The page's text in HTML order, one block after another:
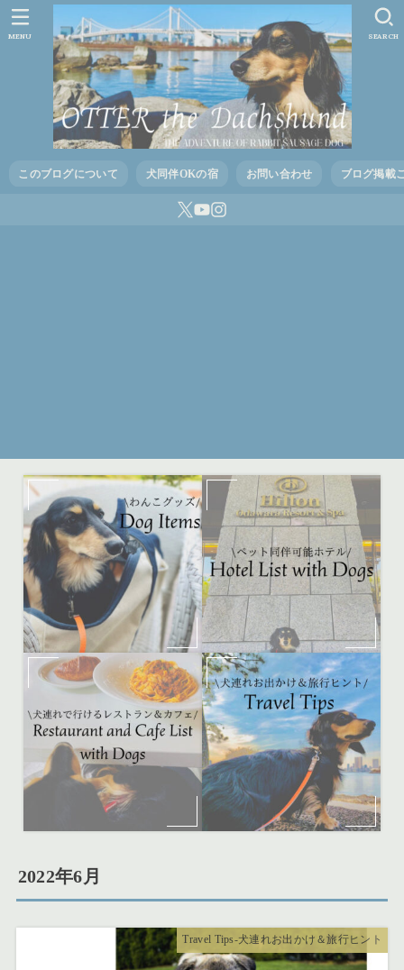
このブログについて 犬同伴OKの宿 お問い合わせ ブログ掲載
SEARCH
MENU
2022年6月
Travel Tips-犬連れお出かけ＆旅行ヒント